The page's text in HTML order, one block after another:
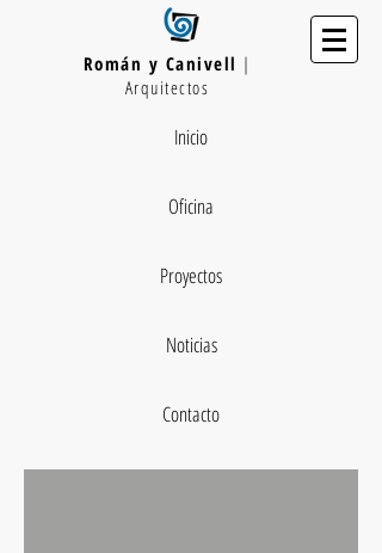
Román y Canivell |
Arquitectos
Inicio
Oficina
Proyectos
Noticias
Contacto